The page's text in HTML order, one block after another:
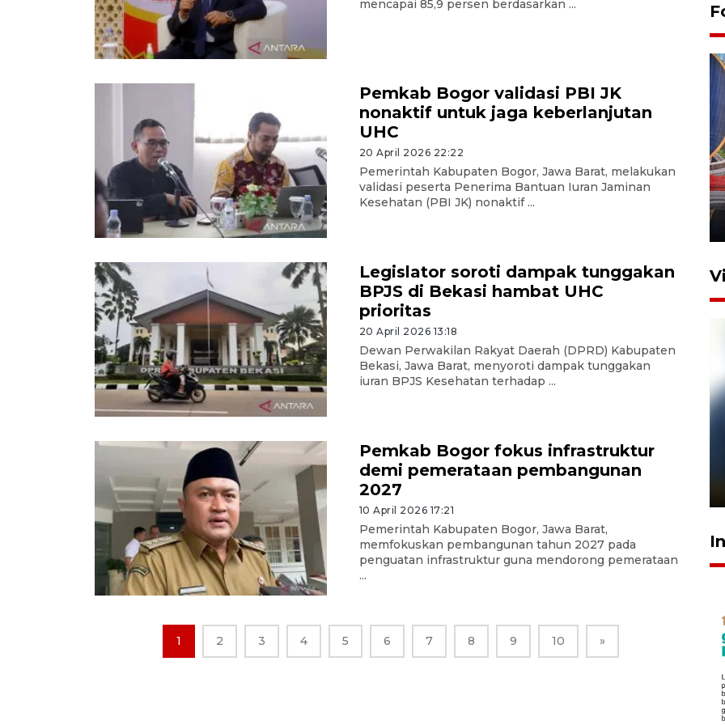
mencapai 85,9 persen berdasarkan ...
Pemkab Bogor validasi PBI JK
nonaktif untuk jaga keberlanjutan
UHC
20 April 2026 22:22
Pemerintah Kabupaten Bogor, Jawa Barat, melakukan
validasi peserta Penerima Bantuan Iuran Jaminan
Kesehatan (PBI JK) nonaktif ...
Legislator soroti dampak tunggakan
BPJS di Bekasi hambat UHC
prioritas
20 April 2026 13:18
Dewan Perwakilan Rakyat Daerah (DPRD) Kabupaten
Bekasi, Jawa Barat, menyoroti dampak tunggakan
iuran BPJS Kesehatan terhadap ...
Pemkab Bogor fokus infrastruktur
demi pemerataan pembangunan
2027
10 April 2026 17:21
Pemerintah Kabupaten Bogor, Jawa Barat,
memfokuskan pembangunan tahun 2027 pada
penguatan infrastruktur guna mendorong pemerataan
...
1 2 3 4 5 6 7 8 9 10 »
Komisi V DPR tinjau
perlintasan sebidang di
Stasiun Bogor
Pelanggan Filaha Farm setia
sampai 8 tahan?